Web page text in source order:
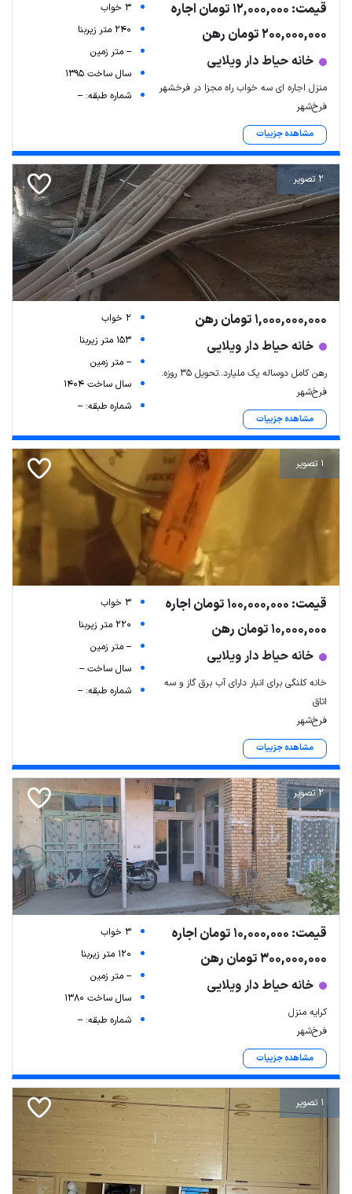
قیمت: 12,000,000 تومان اجاره
200,000,000 تومان رهن
خانه حیاط دار ویلایی
منزل اجاره ای سه خواب راه مجزا در فرخشهر
فرخ‌شهر
مشاهده جزییات
3 خواب
240 متر زیربنا
-- متر زمین
سال ساخت 1395
شماره طبقه: --
2 تصویر
1,000,000,000 تومان رهن
خانه حیاط دار ویلایی
رهن کامل دوساله یک ملیارد..تحویل ۳۵ روزه.
فرخ‌شهر
مشاهده جزییات
2 خواب
153 متر زیربنا
-- متر زمین
سال ساخت 1404
شماره طبقه: --
1 تصویر
قیمت: 100,000,000 تومان اجاره
10,000,000 تومان رهن
خانه حیاط دار ویلایی
خانه کلنگی برای انبار دارای آب برق گاز و سه
اتاق
فرخ‌شهر
مشاهده جزییات
3 خواب
220 متر زیربنا
-- متر زمین
سال ساخت --
شماره طبقه: --
2 تصویر
قیمت: 10,000,000 تومان اجاره
300,000,000 تومان رهن
خانه حیاط دار ویلایی
کرایه منزل
فرخ‌شهر
مشاهده جزییات
3 خواب
120 متر زیربنا
-- متر زمین
سال ساخت 1380
شماره طبقه: --
1 تصویر